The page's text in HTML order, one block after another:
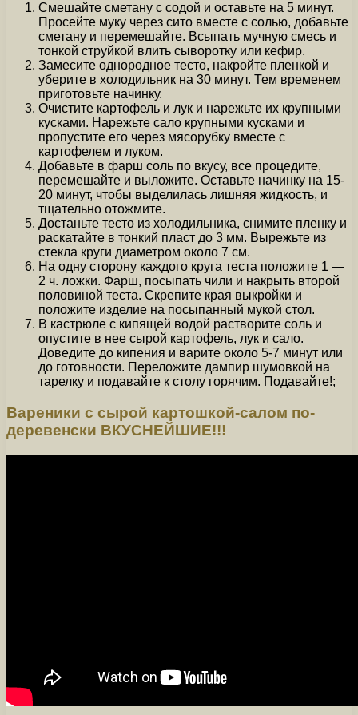
Смешайте сметану с содой и оставьте на 5 минут.
Просейте муку через сито вместе с солью, добавьте
сметану и перемешайте. Всыпать мучную смесь и
тонкой струйкой влить сыворотку или кефир.
Замесите однородное тесто, накройте пленкой и
уберите в холодильник на 30 минут. Тем временем
приготовьте начинку.
Очистите картофель и лук и нарежьте их крупными
кусками. Нарежьте сало крупными кусками и
пропустите его через мясорубку вместе с
картофелем и луком.
Добавьте в фарш соль по вкусу, все процедите,
перемешайте и выложите. Оставьте начинку на 15-
20 минут, чтобы выделилась лишняя жидкость, и
тщательно отожмите.
Достаньте тесто из холодильника, снимите пленку и
раскатайте в тонкий пласт до 3 мм. Вырежьте из
стекла круги диаметром около 7 см.
На одну сторону каждого круга теста положите 1 —
2 ч. ложки. Фарш, посыпать чили и накрыть второй
половиной теста. Скрепите края выкройки и
положите изделие на посыпанный мукой стол.
В кастрюле с кипящей водой растворите соль и
опустите в нее сырой картофель, лук и сало.
Доведите до кипения и варите около 5-7 минут или
до готовности. Переложите дампир шумовкой на
тарелку и подавайте к столу горячим. Подавайте!;
Вареники с сырой картошкой-салом по-
деревенски ВКУСНЕЙШИЕ!!!